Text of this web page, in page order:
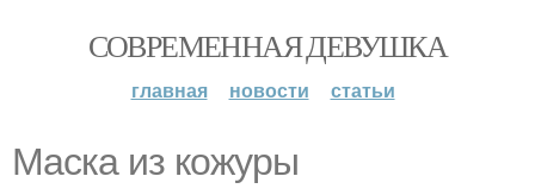
СОВРЕМЕННАЯ ДЕВУШКА
главная новости статьи
Маска из кожуры